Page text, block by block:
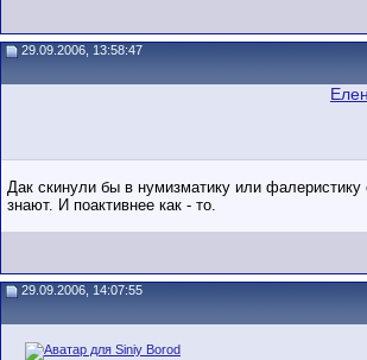
29.09.2006, 13:58:47
Дак скинули бы в нумизматику или фалеристику
знают. И поактивнее как - то.
29.09.2006, 14:07:55